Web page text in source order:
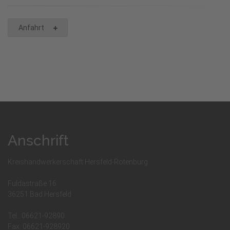
Anfahrt
Wir benötigen Ihre Zustimmung, um
Wir verwenden einen Service eines
Drittanbieters, um Karteninhalte einzubetten.
sammeln. Bitte lesen Sie die Details durch und
Anschrift
Kreishandwerkerschaft Hersfeld-Rotenburg
Fuldastraße 16
36251 Bad Hersfeld
Tel.: 06621-92890
Fax: 06621-928920